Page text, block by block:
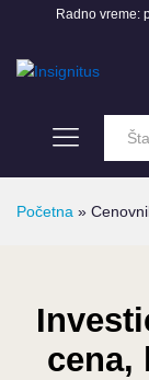
Radno vreme:
Početna »
cena,